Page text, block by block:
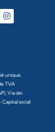
unique,
TVA
Via dei
Capital social